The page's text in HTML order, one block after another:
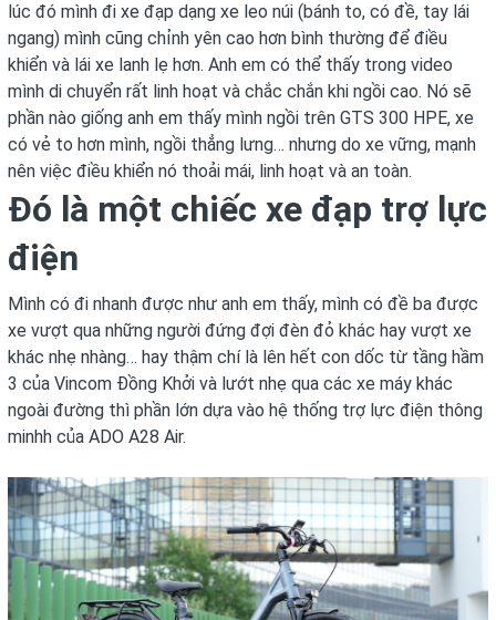
lúc đó mình đi xe đạp dạng xe leo núi (bánh to, có đề, tay lái
ngang) mình cũng chỉnh yên cao hơn bình thường để điều
khiển và lái xe lanh lẹ hơn. Anh em có thể thấy trong video
mình di chuyển rất linh hoạt và chắc chắn khi ngồi cao. Nó sẽ
phần nào giống anh em thấy mình ngồi trên GTS 300 HPE, xe
có vẻ to hơn mình, ngồi thẳng lưng… nhưng do xe vững, mạnh
nên việc điều khiển nó thoải mái, linh hoạt và an toàn.
Đó là một chiếc xe đạp trợ lực
điện
Mình có đi nhanh được như anh em thấy, mình có đề ba được
xe vượt qua những người đứng đợi đèn đỏ khác hay vượt xe
khác nhẹ nhàng… hay thậm chí là lên hết con dốc từ tầng hầm
3 của Vincom Đồng Khởi và lướt nhẹ qua các xe máy khác
ngoài đường thì phần lớn dựa vào hệ thống trợ lực điện thông
minhh của ADO A28 Air.